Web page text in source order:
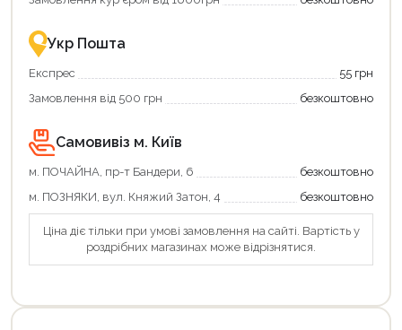
–
зручно
та
разом
державною
підтримкою!
Укр Пошта
Експрес
55 грн
Замовлення від 500 грн
безкоштовно
Самовивіз м. Київ
м. ПОЧАЙНА, пр-т Бандери, 6
безкоштовно
м. ПОЗНЯКИ, вул. Княжий Затон, 4
безкоштовно
Ціна діє тільки при умові замовлення на сайті. Вартість у
роздрібних магазинах може відрізнятися.
Продовжити покупки
Оформити замовлення